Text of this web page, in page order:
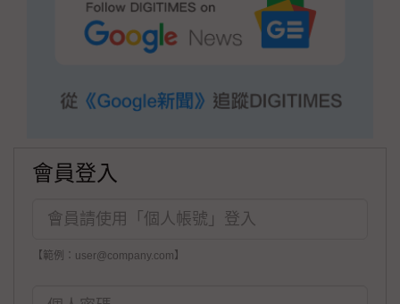
會員登入
【範例：user@company.com】